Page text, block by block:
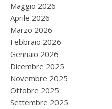
Maggio 2026
Aprile 2026
Marzo 2026
Febbraio 2026
Gennaio 2026
Dicembre 2025
Novembre 2025
Ottobre 2025
Settembre 2025